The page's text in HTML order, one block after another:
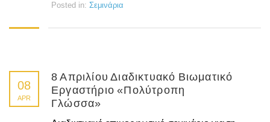
Posted in: Σεμινάρια
08
APR
8 Απριλίου Διαδικτυακό Βιωματικό
Εργαστήριο «Πολύτροπη
Γλώσσα»